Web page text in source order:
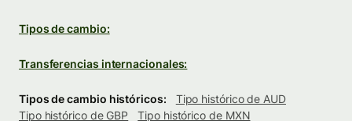
Tipos de cambio:
Transferencias internacionales:
Tipos de cambio históricos:
Tipo histórico de AUD
Tipo histórico de GBP
Tipo histórico de MXN